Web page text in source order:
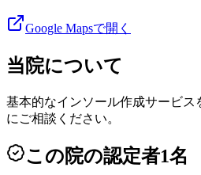
Google Mapsで開く
当院について
基本的なインソール作成サービス
にご相談ください。
この院の認定者1名